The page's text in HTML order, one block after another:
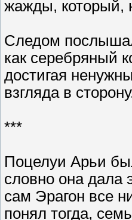
жажды, который,
Следом
как серебряный
достигая
взгляда в
***
Поцелуи Арьи
словно она дала
сам Эрагон все
понял тогда,